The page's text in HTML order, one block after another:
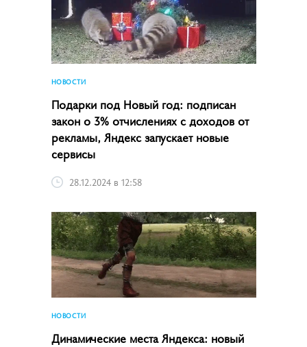
НОВОСТИ
Подарки под Новый год: подписан
закон о 3% отчислениях с доходов от
рекламы, Яндекс запускает новые
сервисы
28.12.2024 в 12:58
НОВОСТИ
Динамические места Яндекса: новый